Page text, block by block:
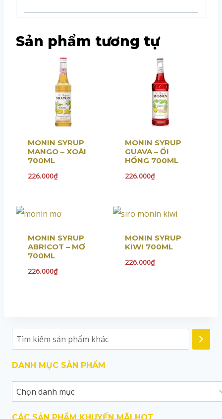
Sản phẩm tương tự
MONIN SYRUP
MANGO – XOÀI
700ML
226.000₫
MONIN SYRUP
GUAVA – ỔI
HỒNG 700ML
226.000₫
MONIN SYRUP
ABRICOT – MƠ
700ML
226.000₫
MONIN SYRUP
KIWI 700ML
226.000₫
DANH MỤC SẢN PHẨM